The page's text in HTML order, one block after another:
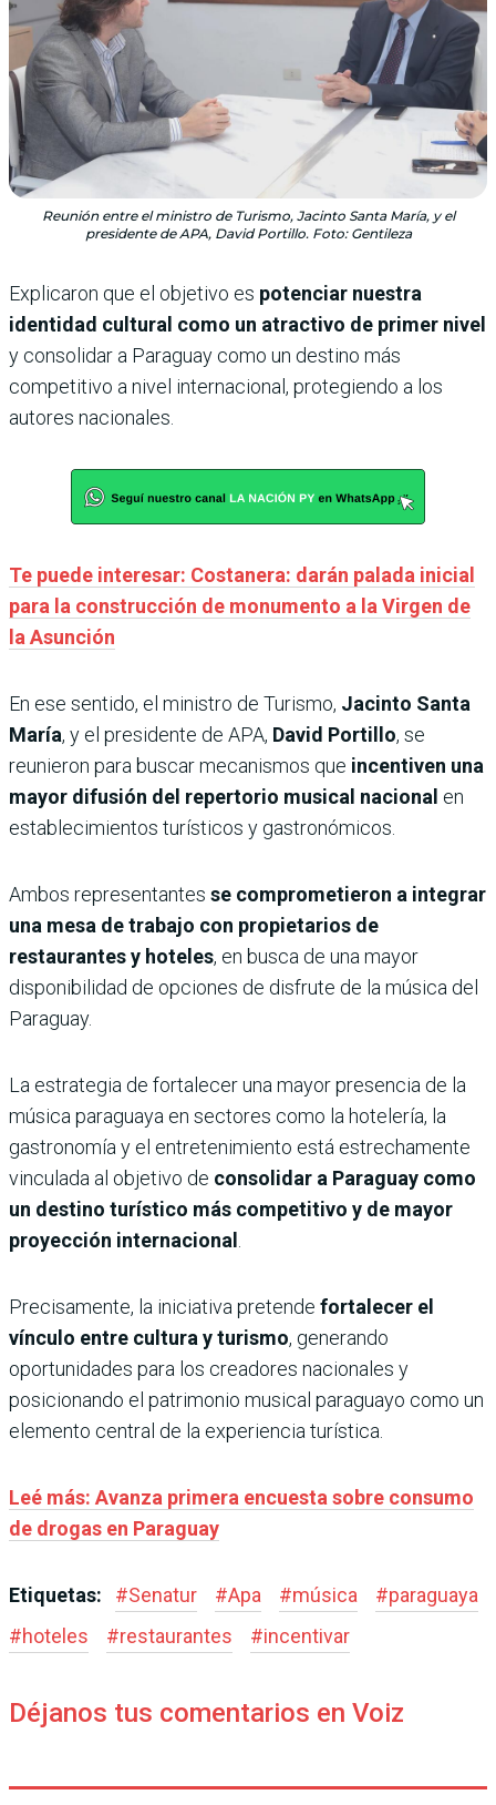
Reunión entre el ministro de Turismo, Jacinto Santa María, y el
presidente de APA, David Portillo. Foto: Gentileza
Explicaron que el objetivo es potenciar nuestra
identidad cultural como un atractivo de primer nivel
y consolidar a Paraguay como un destino más
competitivo a nivel internacional, protegiendo a los
autores nacionales.
Te puede interesar: Costanera: darán palada inicial
para la construcción de monumento a la Virgen de
la Asunción
En ese sentido, el ministro de Turismo, Jacinto Santa
María, y el presidente de APA, David Portillo, se
reunieron para buscar mecanismos que incentiven una
mayor difusión del repertorio musical nacional en
establecimientos turísticos y gastronómicos.
Ambos representantes se comprometieron a integrar
una mesa de trabajo con propietarios de
restaurantes y hoteles, en busca de una mayor
disponibilidad de opciones de disfrute de la música del
Paraguay.
La estrategia de fortalecer una mayor presencia de la
música paraguaya en sectores como la hotelería, la
gastronomía y el entretenimiento está estrechamente
vinculada al objetivo de consolidar a Paraguay como
un destino turístico más competitivo y de mayor
proyección internacional .
Precisamente, la iniciativa pretende fortalecer el
vínculo entre cultura y turismo, generando
oportunidades para los creadores nacionales y
posicionando el patrimonio musical paraguayo como un
elemento central de la experiencia turística.
Leé más: Avanza primera encuesta sobre consumo
de drogas en Paraguay
Etiquetas: #Senatur #Apa #música #paraguaya
#hoteles #restaurantes #incentivar
Déjanos tus comentarios en Voiz